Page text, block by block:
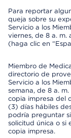
Para reportar
queja sobre su
Servicio a los
viernes, de 8 a. m.
(haga clic en
Miembro de
directorio de
Servicio a los
semana, de 8 a.
copia impresa del
(3) días hábiles
podría preguntar
solicitud única o si
copia impresa.